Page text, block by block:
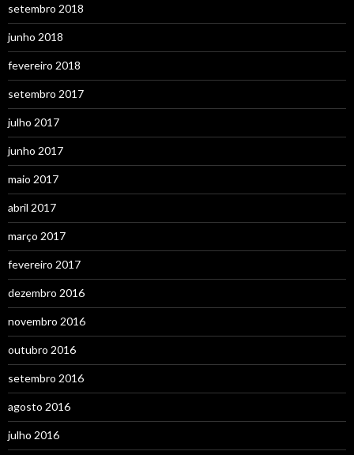
setembro 2018
junho 2018
fevereiro 2018
setembro 2017
julho 2017
junho 2017
maio 2017
abril 2017
março 2017
fevereiro 2017
dezembro 2016
novembro 2016
outubro 2016
setembro 2016
agosto 2016
julho 2016